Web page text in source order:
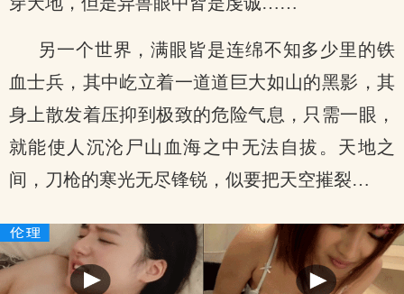
另一个世界，满眼皆是连绵不知多少里的铁
血士兵，其中屹立着一道道巨大如山的黑影，其
身上散发着压抑到极致的危险气息，只需一眼，
就能使人沉沦尸山血海之中无法自拔。天地之
间，刀枪的寒光无尽锋锐，似要把天空摧裂…